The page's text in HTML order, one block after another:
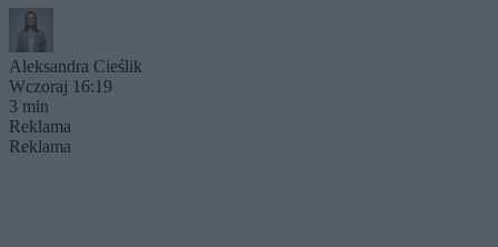
Aleksandra Cieślik
Wczoraj 16:19
3 min
Reklama
Reklama